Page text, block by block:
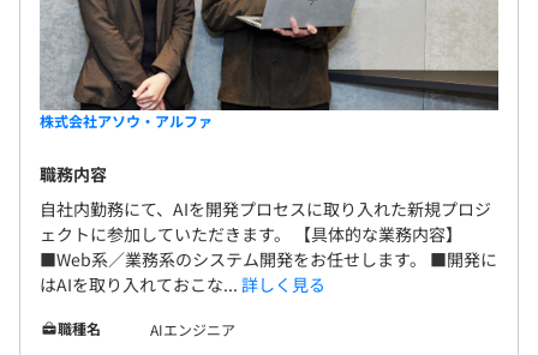
株式会社アソウ・アルファ
職務内容
自社内勤務にて、AIを開発プロセスに取り入れた新規プロジ
ェクトに参加していただきます。 【具体的な業務内容】
■Web系／業務系のシステム開発をお任せします。 ■開発に
はAIを取り入れておこな... 詳しく見る
職種名
AIエンジニア